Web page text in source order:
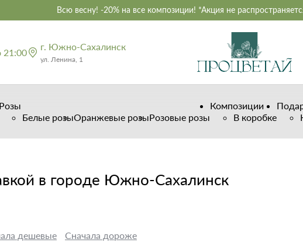
Всю весну! -20% на все композиции! *Акция не
21:00 г. Южно-Сахалинск
ул. Ленина, 1
Розы
Белые розыОранжевые розыРозовые розы
Композиции
В коробке
в городе Южно-Сахалинск
дешевые Сначала дороже